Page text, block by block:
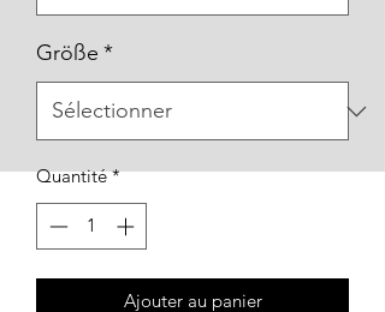
Größe *
Quantité *
Ajouter au panier